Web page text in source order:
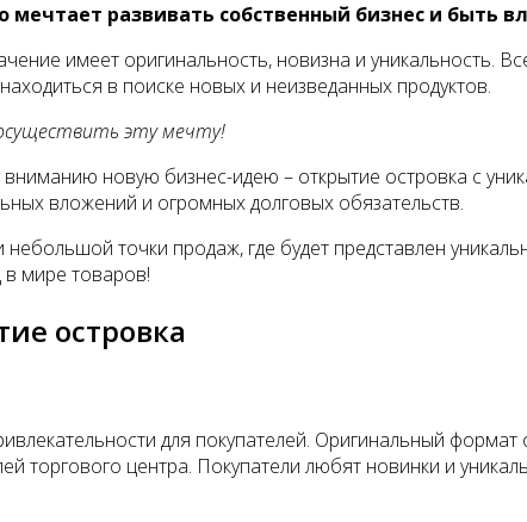
мечтает развивать собственный бизнес и быть
имеет оригинальность, новизна и уникальность.
в поиске новых и неизведанных продуктов.
эту мечту!
новую бизнес-идею – открытие островка с
вложений и огромных долговых обязательств.
точки продаж, где будет представлен
мире товаров!
островка
для покупателей. Оригинальный формат
торгового центра. Покупатели любят новинки и